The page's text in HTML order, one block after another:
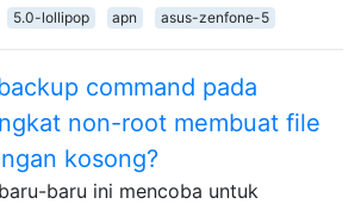
5.0-lollipop apn asus-zenfone-5
command pada
non-root membuat file
kosong?
baru ini mencoba untuk